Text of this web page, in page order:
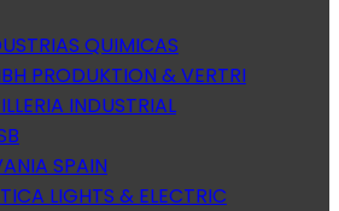
QUIMICAS
PRODUKTION & VERTRI
INDUSTRIAL
SPAIN
LIGHTS & ELECTRIC